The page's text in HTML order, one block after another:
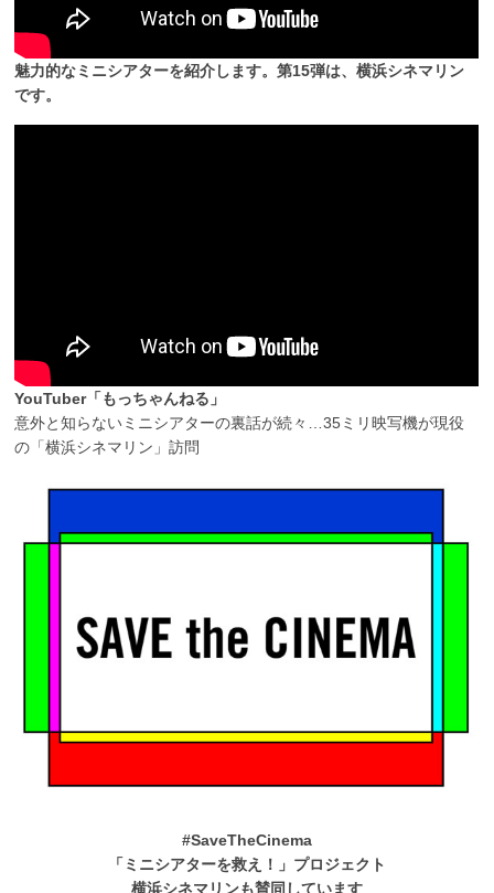
魅力的なミニシアターを紹介します。第15弾は、横浜シネマリン
です。
YouTuber「もっちゃんねる」
意外と知らないミニシアターの裏話が続々…35ミリ映写機が現役
の「横浜シネマリン」訪問
#SaveTheCinema
「ミニシアターを救え！」プロジェクト
横浜シネマリンも賛同しています